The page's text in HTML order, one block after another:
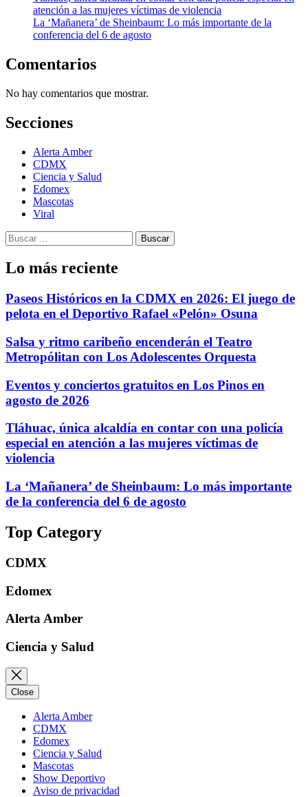
atención a las mujeres víctimas de violencia
La ‘Mañanera’ de Sheinbaum: Lo más importante de la
conferencia del 6 de agosto
Comentarios
No hay comentarios que mostrar.
Secciones
Alerta Amber
CDMX
Ciencia y Salud
Edomex
Mascotas
Viral
Buscar:
Lo más reciente
Paseos Históricos en la CDMX en 2026: El juego de
pelota en el Deportivo Rafael «Pelón» Osuna
Salsa y ritmo caribeño encenderán el Teatro
Metropólitan con Los Adolescentes Orquesta
Eventos y conciertos gratuitos en Los Pinos en
agosto de 2026
Tláhuac, única alcaldía en contar con una policía
especial en atención a las mujeres víctimas de
violencia
La ‘Mañanera’ de Sheinbaum: Lo más importante
de la conferencia del 6 de agosto
Top Category
CDMX
Edomex
Alerta Amber
Ciencia y Salud
Close
Alerta Amber
CDMX
Edomex
Ciencia y Salud
Mascotas
Show Deportivo
Aviso de privacidad